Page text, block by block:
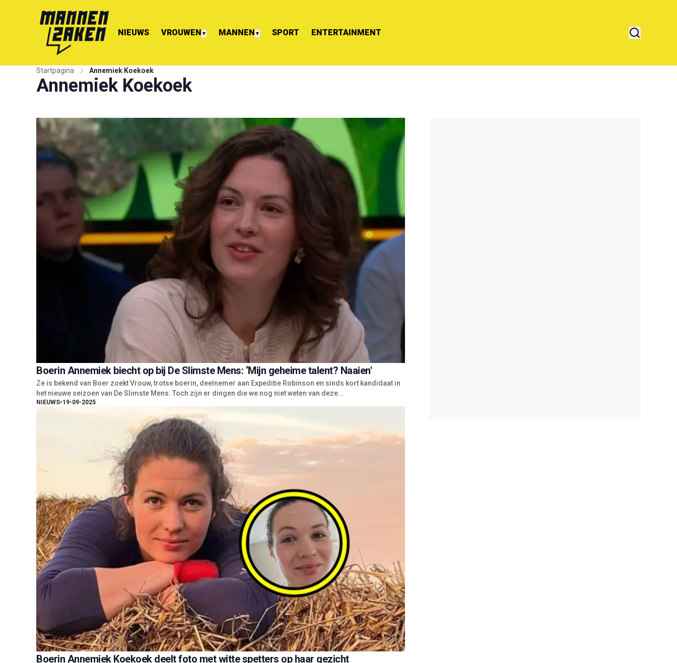
NIEUWS VROUWEN ▼ MANNEN ▼ SPORT ENTERTAINMENT
Startpagina Annemiek Koekoek
Annemiek Koekoek
Boerin Annemiek biecht op bij De Slimste Mens: ‘Mijn geheime talent? Naaien'
Ze is bekend van Boer zoekt Vrouw, trotse boerin, deelnemer aan Expeditie Robinson en sinds kort kandidaat in
het nieuwe seizoen van De Slimste Mens. Toch zijn er dingen die we nog niet weten van deze...
NIEUWS•19-09-2025
Boerin Annemiek Koekoek deelt foto met witte spetters op haar gezicht